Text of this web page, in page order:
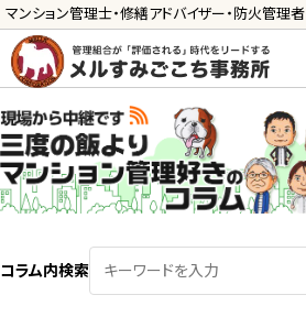
マンション管理士・修繕アドバイザー・防火管理者
コラム内検索
管理士の活用方法
ご利用の流れ »
サービス一覧